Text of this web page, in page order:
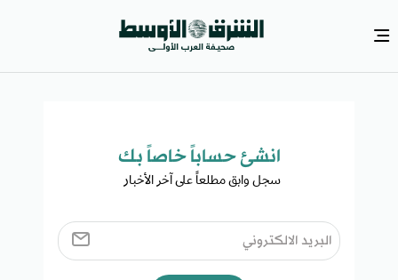
انشئ حساباً خاصاً بك​
سجل وابق مطلعاً على آخر الأخبار ​